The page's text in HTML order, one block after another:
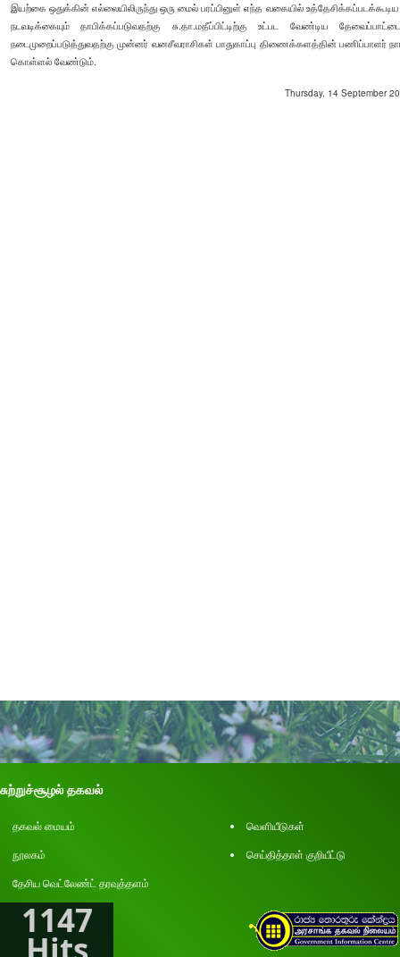
இயற்கை ஒதுக்கின் எல்லையிலிருந்து ஒரு மைல் பரப்பினுள் எந்த வகையில்
நடவடிக்கையும் தாபிக்கப்படுவதற்கு சு.தா.மதீப்பிட்டிற்கு உட்பட வேண்டிய
நடைமுறைப்படுத்துவதற்கு முன்னர் வனசீவராசிகள் பாதுகாப்பு திணைக்களத்தின் பணிப்பாளர்
கொள்ளல் வேண்டும்.
Thursday, 14 September
சுற்றுச்சூழல் தகவல்
தகவல் மையம்
வெளியீடுகள்
நூலகம்
செய்தித்தாள் குறியீட்டு
தேசிய வெட்லேண்ட் தரவுத்தளம்
1147